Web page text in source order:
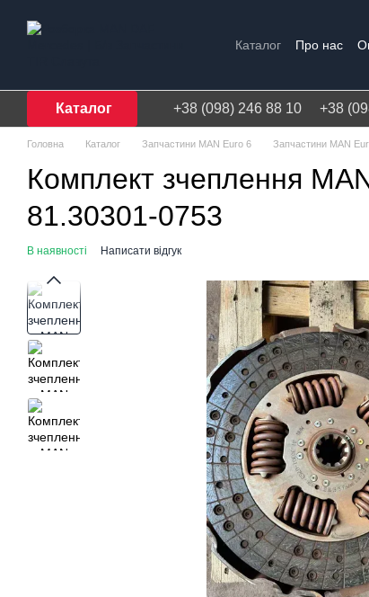
Каталог Про нас
Каталог +38 (098) 246 88 10 +38
Головна Каталог Запчастини MAN Euro 6 Запчастини MAN
Комплект зчеплення
81.30301-0753
В наявності Написати відгук